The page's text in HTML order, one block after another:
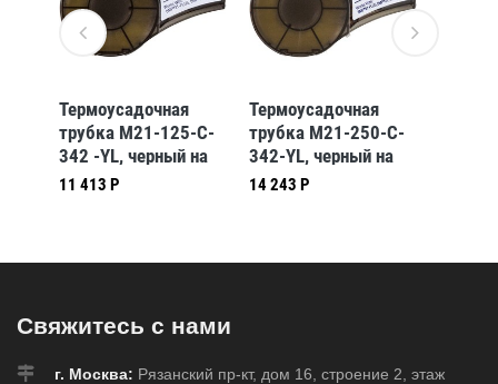
Термоусадочная
трубка M21-125-C-
342 -YL, черный на
желтом, 6,00 мм *
11 413 Р
Термоусадочная
трубка M21-250-C-
342-YL, черный на
желтом, 11,15 мм *
14 243 Р
Свяжитесь с нами
г. Москва: Рязанский пр-кт, дом 16, строение 2, этаж